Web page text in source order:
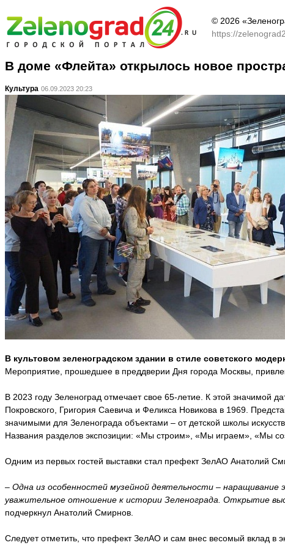
© 2026
https://
В доме «Флейта» открылось новое
Культура 06.09.2023 20:23
В культовом зеленоградском здании в стиле советского
Мероприятие, прошедшее в преддверии Дня города Москвы,
В 2023 году Зеленоград отмечает свое 65-летие. К этой значимой
Покровского, Григория Саевича и Феликса Новикова в 1969.
значимыми для Зеленограда объектами – от детской школы
Названия разделов экспозиции: «Мы строим», «Мы играем», «Мы
Одним из первых гостей выставки стал префект ЗелАО Анатолий
– Одна из особенностей музейной деятельности –
уважительное отношение к истории Зеленограда. Открытие
подчеркнул Анатолий Смирнов.
Следует отметить, что префект ЗелАО и сам внес весомый вклад в